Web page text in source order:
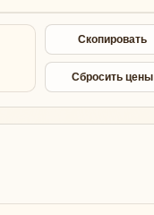
Скопировать
Сбросить цены